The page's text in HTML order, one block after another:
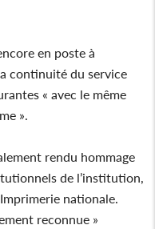
en poste à
continuité du service
« avec le même
».
rendu hommage
de l’institution,
nationale.
reconnue »